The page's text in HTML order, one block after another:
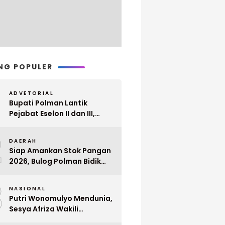
POPULER
ADVETORIAL
Bupati Polman Lantik
Pejabat Eselon II dan III,
DAERAH
Siap Amankan Stok Pangan
2026, Bulog Polman Bidik
NASIONAL
Putri Wonomulyo Mendunia,
Sesya Afriza Wakili